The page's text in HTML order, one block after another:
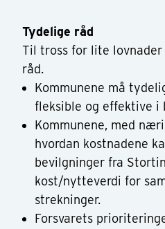
Tydelige råd
Til tross for lite lovnader
råd.
Kommunene må
fleksible og effektive i
Kommunene, med
hvordan kostnadene
bevilgninger fra
kost/nytteverdi for
strekninger.
Forsvarets